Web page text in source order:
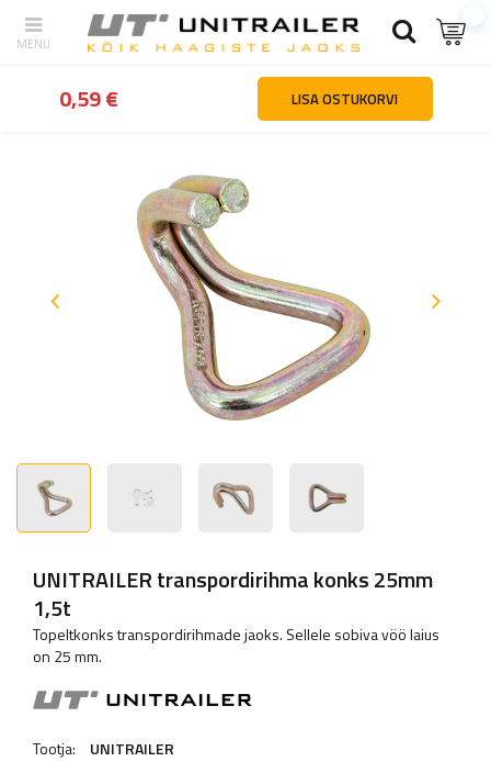
tagasi Kodu Rihmade hooldusosad ja tarvikud
UNITRAILER transpordirihma konks 25mm
1,5t
Topeltkonks transpordirihmade jaoks. Sellele sobiva vöö laius
on 25 mm.
Tootja: UNITRAILER
0,59 € LISA OSTUKORVI